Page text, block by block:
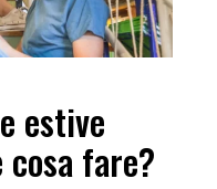
estive
fare?